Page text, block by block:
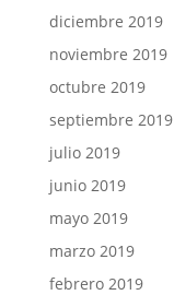
diciembre 2019
noviembre 2019
octubre 2019
septiembre 2019
julio 2019
junio 2019
mayo 2019
marzo 2019
febrero 2019